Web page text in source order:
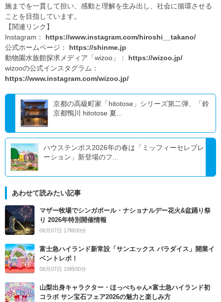
施までを一貫して担い、感動と理解を生み出し、社会に循環させる
ことを目指しています。
【関連リンク】
Instagram： https://www.instagram.com/hiroshi__takano/
公式ホームページ： https://shinme.jp
動物園水族館探求メディア「wizoo」： https://wizoo.jp/
wizooの公式インスタグラム：
https://www.instagram.com/wizoo.jp/
京都の高級町家「hitotose」シリーズ第二弾、「鈴
京都鴨川 hitotose 夏...
ハウステンボス2026年の春は「ミッフィーセレブレ
ーション」新登場のフ...
あわせて読みたい記事
マザー牧場でシンガポール・ナショナルデー花火&盆踊り祭
り 2026年特別開催情報
08月07日 17時00分
富士急ハイランド新常設「サンエックス パラダイス」開業イ
ベントレポ！
08月07日 15時00分
山梨出身キャラクター・ほっぺちゃん×富士急ハイランド初
コラボ サン宝石フェア2026の魅力と楽しみ方